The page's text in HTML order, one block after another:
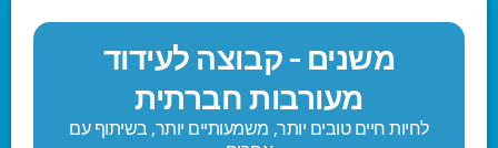
משנים - קבוצה לעידוד
מעורבות חברתית
לחיות חיים טובים יותר, משמעותיים יותר, בשיתוף עם